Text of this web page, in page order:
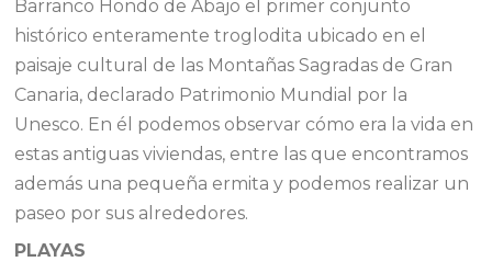
Barranco Hondo de Abajo el primer conjunto
histórico enteramente troglodita ubicado en el
paisaje cultural de las Montañas Sagradas de Gran
Canaria, declarado Patrimonio Mundial por la
Unesco. En él podemos observar cómo era la vida en
estas antiguas viviendas, entre las que encontramos
además una pequeña ermita y podemos realizar un
paseo por sus alrededores.
PLAYAS